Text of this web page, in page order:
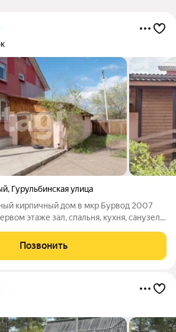
, Гурульбинская улица
кирпичный дом в мкр Бурвод 2007
этаже зал, спальня, кухня, санузел и
косметический ремонт. Отопление
Позвонить